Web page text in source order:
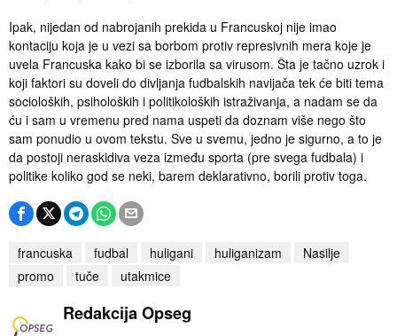
Ipak, nijedan od nabrojanih prekida u Francuskoj nije imao
kontaciju koja je u vezi sa borbom protiv represivnih mera koje je
uvela Francuska kako bi se izborila sa virusom. Šta je tačno uzrok i
koji faktori su doveli do divljanja fudbalskih navijača tek će biti tema
socioloških, psiholoških i politikoloških istraživanja, a nadam se da
ću i sam u vremenu pred nama uspeti da doznam više nego što
sam ponudio u ovom tekstu. Sve u svemu, jedno je sigurno, a to je
da postoji neraskidiva veza između sporta (pre svega fudbala) i
politike koliko god se neki, barem deklarativno, borili protiv toga.
francuska fudbal huligani huliganizam
Nasilje
promo
tuče utakmice
Redakcija Opseg